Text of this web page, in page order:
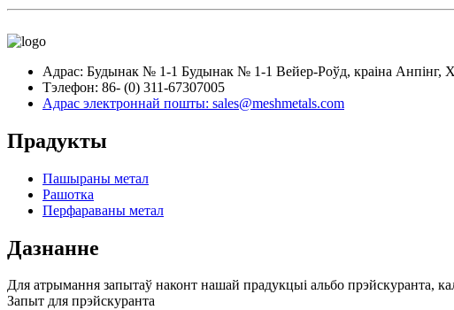
Адрас: Будынак № 1-1 Будынак № 1-1 Вейер-Роўд, краіна Анпінг,
Тэлефон: 86- (0) 311-67307005
Адрас электроннай пошты: sales@meshmetals.com
Прадукты
Пашыраны метал
Рашотка
Перфараваны метал
Дазнанне
Для атрымання запытаў наконт нашай прадукцыі альбо прэйскуранта,
Запыт для прэйскуранта